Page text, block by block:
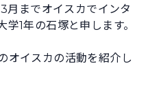
までオイスカでインタ
1年の石塚と申します。
オイスカの活動を紹介し